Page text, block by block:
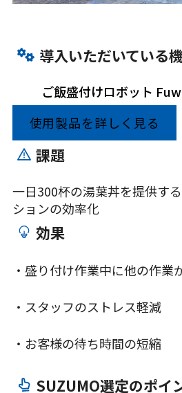
導入いただいている
ご飯盛付けロボット
使用製品を詳しく見る
課題
一日300杯の湯葉丼を提供す
ションの効率化
効果
・盛り付け作業中に他の作業
・スタッフのストレス軽減
・お客様の待ち時間の短縮
SUZUMO選定のポイ